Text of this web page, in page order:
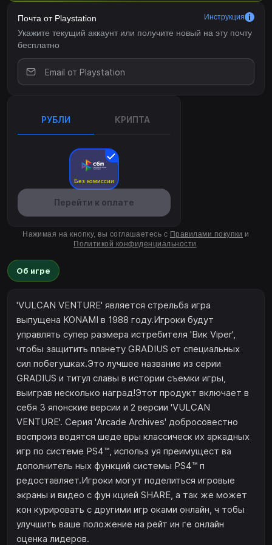
Почта от Playstation
Укажите текущий аккаунт или получите новый на эту почту
бесплатно
Инструкция
РУБЛИ КРИПТА
Без комиссии
Перейти к оплате
Нажимая на кнопку, вы соглашаетесь с Правилами покупки и
Политикой конфиденциальности.
Об игре
'VULCAN VENTURE' является стрельба игра
выпущена KONAMI в 1988 году.Игроки будут
управлять супер размера истребителя 'Вик Viper',
чтобы защитить планету GRADIUS от специальных
сил побегушках.Это лучшее название из серии
GRADIUS и титул славы в истории съемки игры,
выиграв несколько наград!Этот продукт включает в
себя 3 японские версии и 2 версии 'VULCAN
VENTURE'. Серия 'Arcade Archives' добросовестно
воспроиз водятся шеде вры классическ их аркадных
игр по системе PS4™, использ уя преимущест ва
дополнитель ных функций системы PS4™ п
редоставляет.Игроки могут поделиться игровые
экраны и видео с фун кцией SHARE, а так же может
кон курировать с другими игр оками онлайн, ч тобы
улучшить ваше положение на рейт ин ге онлайн
оценка лидеров.